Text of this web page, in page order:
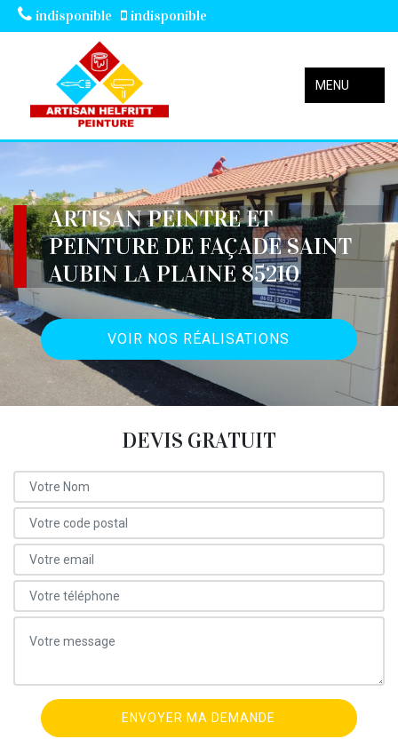
indisponible indisponible
MENU
ARTISAN PEINTRE ET
PEINTURE DE FAÇADE SAINT
AUBIN LA PLAINE 85210
VOIR NOS RÉALISATIONS
DEVIS GRATUIT